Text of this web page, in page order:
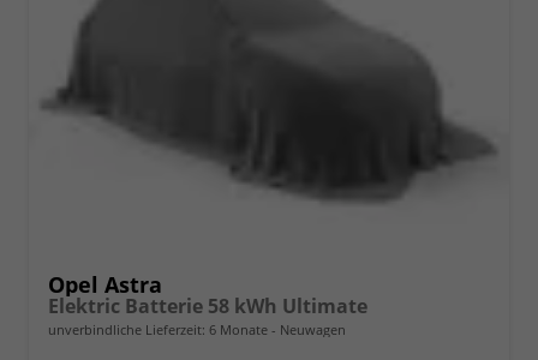
Opel Astra
Elektric Batterie 58 kWh Ultimate
unverbindliche Lieferzeit: 6 Monate Neuwagen